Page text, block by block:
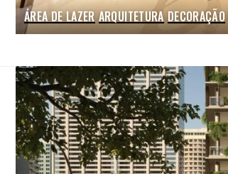
ÁREA DE LAZER ARQUITETURA DECORAÇÃO